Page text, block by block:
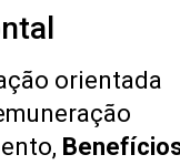
orientada